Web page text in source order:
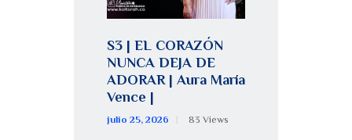
S3 | EL CORAZÓN
NUNCA DEJA DE
ADORAR | Aura María
Vence |
julio 25, 2026 83 Views